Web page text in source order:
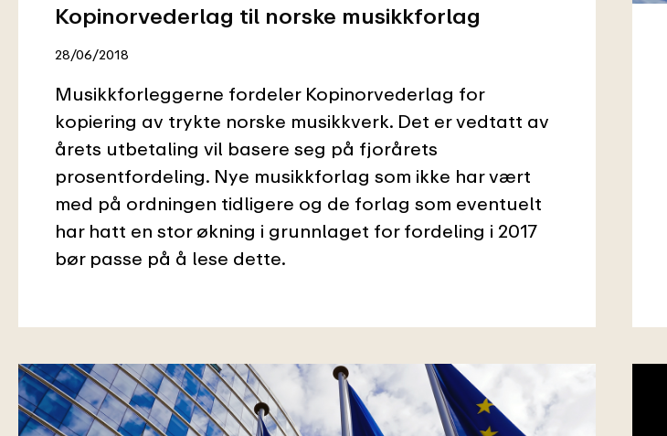
Kopinorvederlag til norske musikkforlag
28/06/2018
Musikkforleggerne fordeler Kopinorvederlag for
kopiering av trykte norske musikkverk. Det er vedtatt av
årets utbetaling vil basere seg på fjorårets
prosentfordeling. Nye musikkforlag som ikke har vært
med på ordningen tidligere og de forlag som eventuelt
har hatt en stor økning i grunnlaget for fordeling i 2017
bør passe på å lese dette.